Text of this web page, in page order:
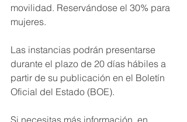
movilidad. Reservándose el 30% para
mujeres.
Las instancias podrán presentarse
durante el plazo de 20 días hábiles a
partir de su publicación en el Boletín
Oficial del Estado (BOE).
Si necesitas más información, en